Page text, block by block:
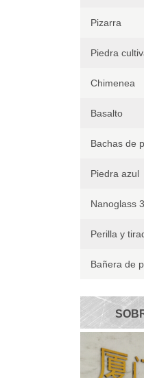
Pizarra
Piedra
Chimenea
Basalto
Bachas de
Piedra azul
Nanoglass 3
Perilla y
Bañera de